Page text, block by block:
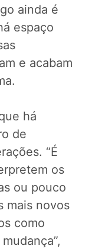
ainda é
espaço
e acabam
há
de
“É
os
ou pouco
mais novos
como